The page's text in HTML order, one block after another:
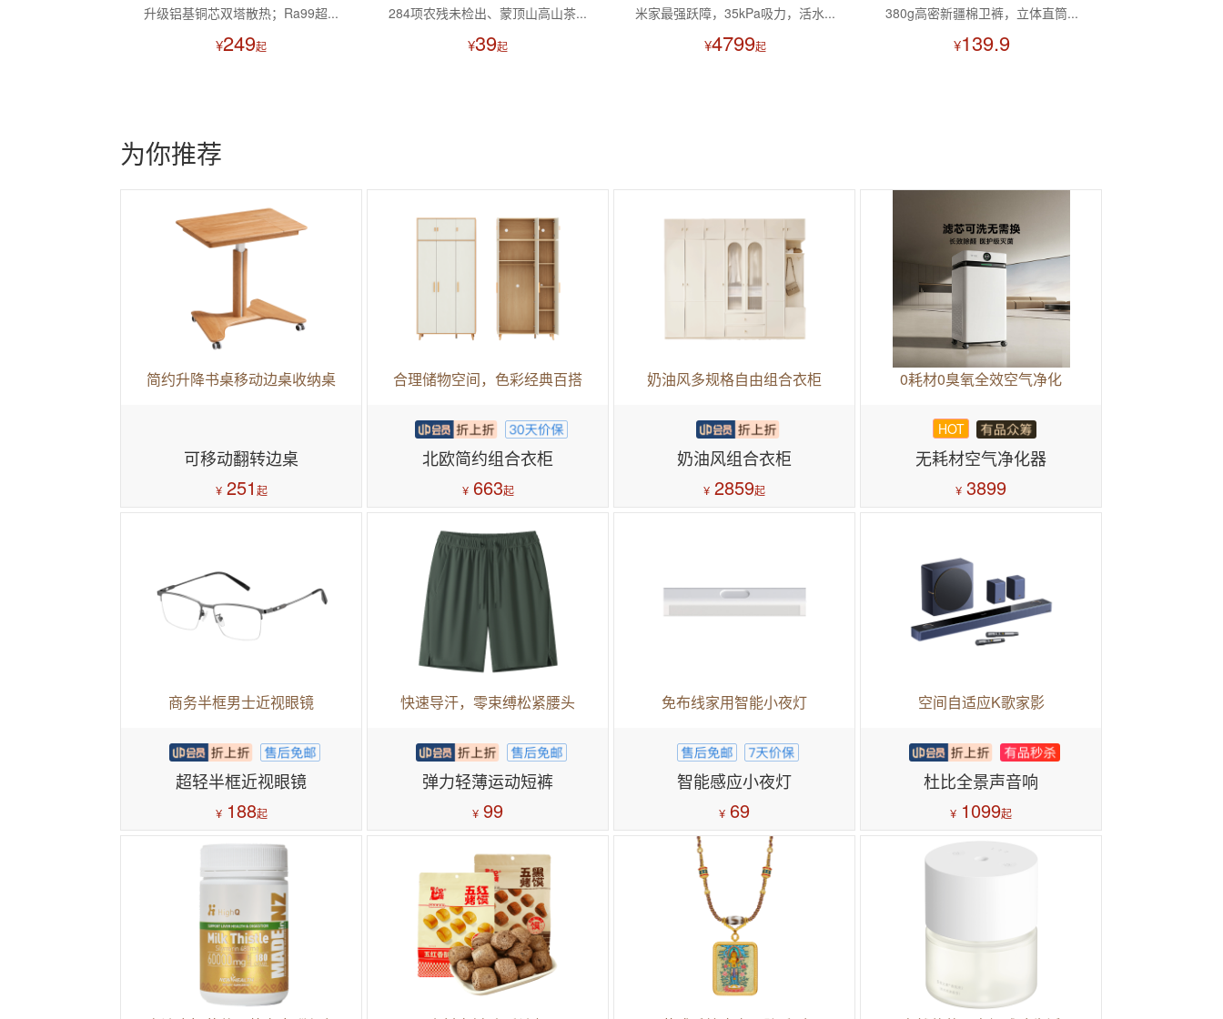
升级铝基铜芯双塔散热；Ra99超...
¥249起
284项农残未检出、蒙顶山高山茶...
¥39起
米家最强跃障，35kPa吸力，活水...
¥4799起
380g高密新疆棉卫裤，立体直筒...
¥139.9
为你推荐
简约升降书桌移动边桌收纳桌
可移动翻转边桌
¥ 251 起
合理储物空间，色彩经典百搭
北欧简约组合衣柜
¥ 663起
奶油风多规格自由组合衣柜
奶油风组合衣柜
¥ 2859起
0耗材0臭氧全效空气净化
HOT
无耗材空气净化器
¥ 3899
商务半框男士近视眼镜
超轻半框近视眼镜
¥ 188起
快速导汗，零束缚松紧腰头
弹力轻薄运动短裤
¥ 99
免布线家用智能小夜灯
智能感应小夜灯
¥ 69
空间自适应K歌家影
杜比全景声音响
¥ 1099起